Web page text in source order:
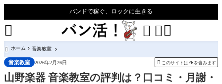
バンドで稼ぐ、ロックに生きる
 

 ホーム 音楽教室
音楽教室 2026年2月26日  このサイトはPRを含みます
山野楽器 音楽教室の評判は？口コミ・月謝・